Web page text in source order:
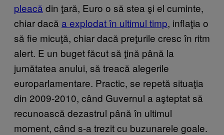
pleacă din ţară, Euro o să stea şi el cuminte,
chiar dacă a explodat în ultimul timp, inflaţia o
să fie micuţă, chiar dacă preţurile cresc în ritm
alert. E un buget făcut să ţină până la
jumătatea anului, să treacă alegerile
europarlamentare. Practic, se repetă situaţia
din 2009-2010, când Guvernul a aşteptat să
recunoască dezastrul până în ultimul
moment, când s-a trezit cu buzunarele goale.